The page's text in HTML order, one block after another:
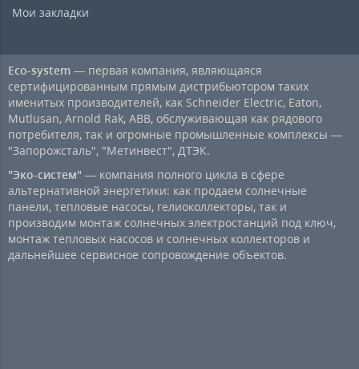
Мои закладки
Eco-system — первая компания, являющаяся
сертифицированным прямым дистрибьютором таких
именитых производителей, как Schneider Electric, Eaton,
Mutlusan, Arnold Rak, ABB, обслуживающая как рядового
потребителя, так и огромные промышленные комплексы —
"Запорожсталь", "Метинвест", ДТЭК.
"Эко-систем" — компания полного цикла в сфере
альтернативной энергетики: как продаем солнечные
панели, тепловые насосы, гелиоколлекторы, так и
производим монтаж солнечных электростанций под ключ,
монтаж тепловых насосов и солнечных коллекторов и
дальнейшее сервисное сопровождение объектов.